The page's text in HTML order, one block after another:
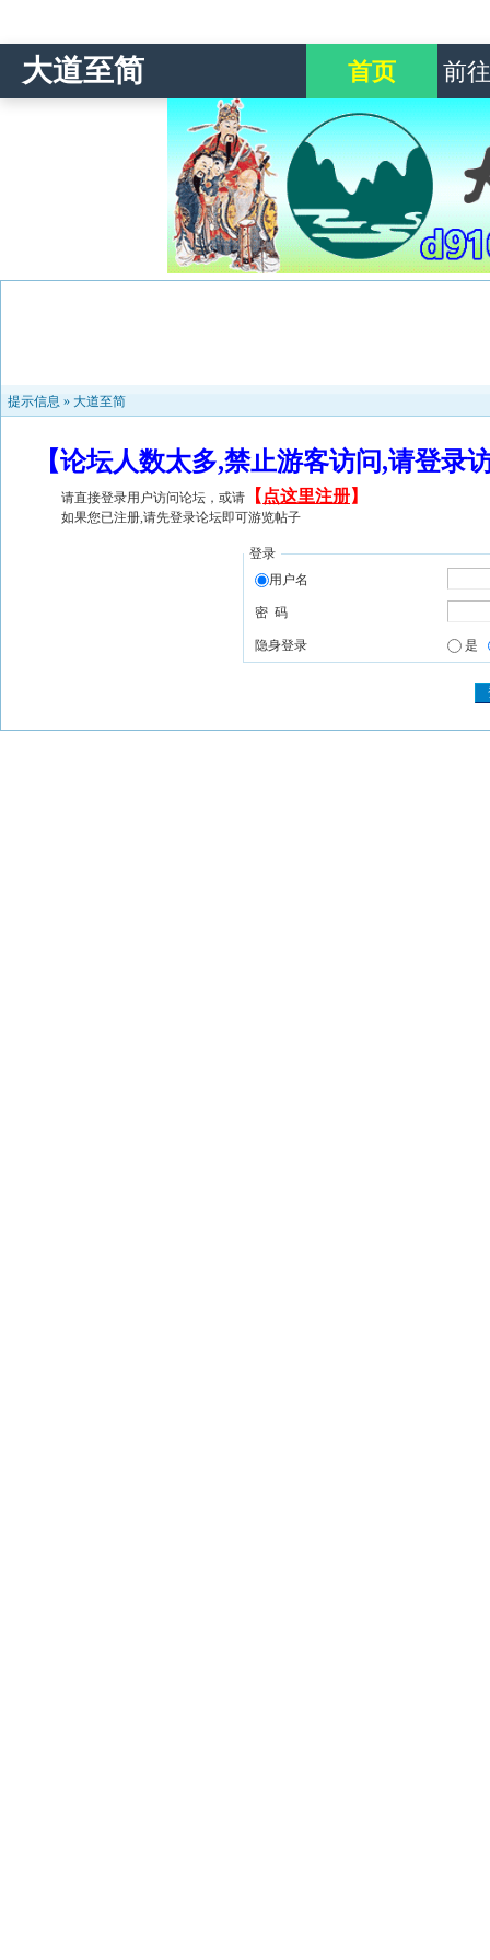
大道至简 首页 前
提示信息 » 大道至简
【论坛人数太多,禁止游客访问,请登
请直接登录用户访问论坛，或请 【 点这里注册】
如果您已注册,请先登录论坛即可游览帖子
登录
用户名
密 码
隐身登录 是